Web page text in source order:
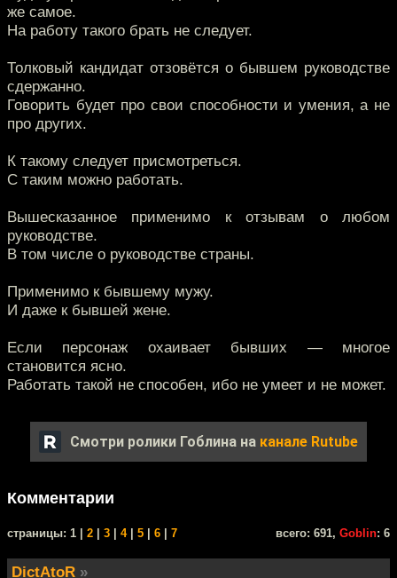
же самое.
На работу такого брать не следует.
Толковый кандидат отзовётся о бывшем руководстве
сдержанно.
Говорить будет про свои способности и умения, а не
про других.
К такому следует присмотреться.
С таким можно работать.
Вышесказанное применимо к отзывам о любом
руководстве.
В том числе о руководстве страны.
Применимо к бывшему мужу.
И даже к бывшей жене.
Если персонаж охаивает бывших — многое
становится ясно.
Работать такой не способен, ибо не умеет и не может.
Смотри ролики Гоблина на канале Rutube
Комментарии
cтраницы: 1 | 2 3 4| 5 6 7 всего: 691, Goblin: 6
DictAtoR »